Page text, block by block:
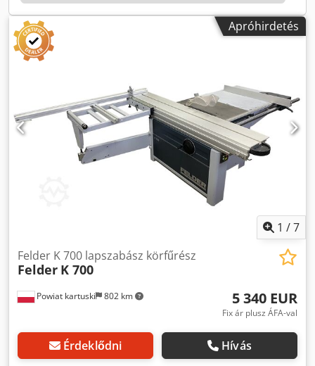
ütköző vezető, 90°–45° állítási tartomány, pontosság: ±1° -
Maximális vágási magasság ⌀300 mm tárcsával: 95 mm -
Maximális vágási magasság ⌀350 mm tárcsával: 120 mm -
Felső elszívócsonk átmérője: ⌀80 mm - Alsó elszívócsonk
átmérője: ⌀100 mm - Súly: 480 kg - Összecsukott gép
ár: 3 800 EUR Nettó ár 4,2 PLN/EUR árfolyamon számítva
(Az ár jelentős árfolyamváltozás esetén módosulhat)
Apróhirdetés
1 /7
Powiat kartuski 802 km
Felder K 700 lapszabász körfűrész
Felder K 700
5 340 EUR
Fix ár plusz ÁFA-val
Érdeklődni Hívás